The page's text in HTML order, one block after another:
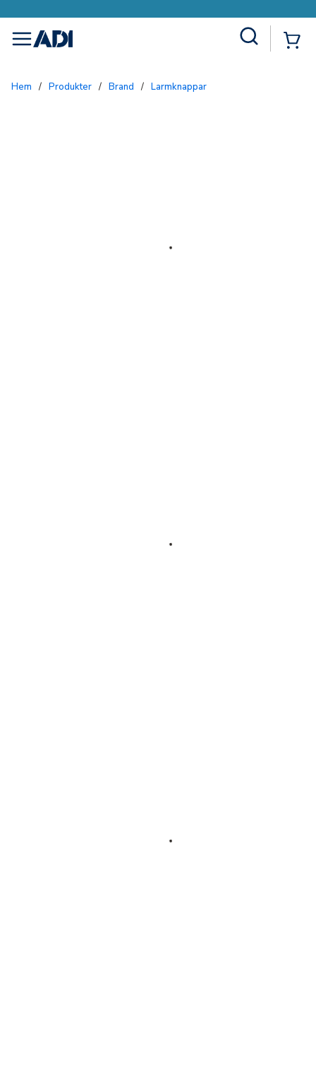
menu
Hem / Produkter / Brand / Larmknappar